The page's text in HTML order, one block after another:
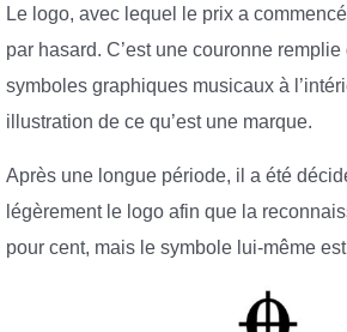
Le logo, avec lequel le prix a
par hasard. C’est une couronne
symboles graphiques musicaux à
illustration de ce qu’est une marque.
Après une longue période, il a été
légèrement le logo afin que la
pour cent, mais le symbole lui-même